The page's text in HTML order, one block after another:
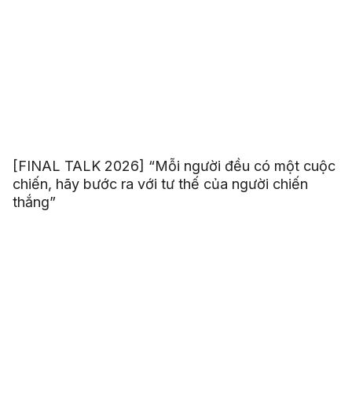
[FINAL TALK 2026] “Mỗi người đều có một cuộc
chiến, hãy bước ra với tư thế của người chiến
thắng”